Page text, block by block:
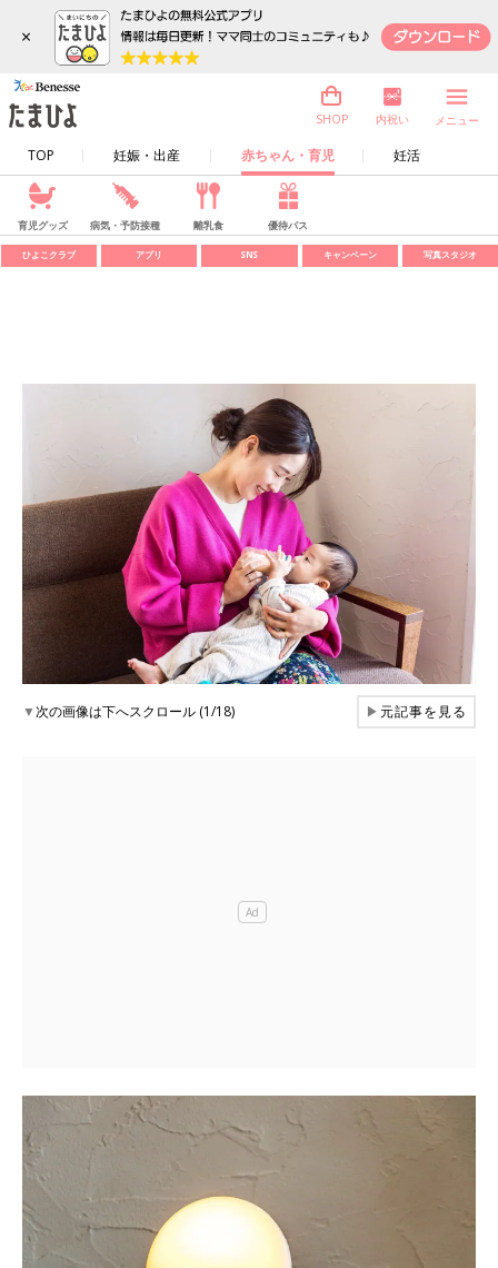
×
TOP 妊娠・出産 赤ちゃん・育児 妊活
SHOP 内祝い メニュー
育児グッズ 病気・予防接種 離乳食 優待パス
ひよこクラブ アプリ SNS キャンペーン 写真スタジオ
▼次の画像は下へスクロール (1/18) ▶元記事を見る